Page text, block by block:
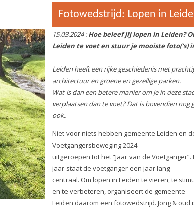
Deelnemers worden uitgedaagd om hun
betekenisvolle foto’s in te
sturen die de essentie van lopen in Leiden
vastleggen. Hierbij maakt leeftijd en ervaring
met fotografie
niet uit. Ook kinderen zijn van hart
uitgenodigd om deel te nemen. Zij ervaren
lopen in Leiden weer op
een heel andere manier.
Wat heb je nodig?
Fotografeer jouw favoriete loopplek, dé
prettigste plek om elkaar wandelend te
ontmoeten, met elkaar te
spelen of fotografeer juist zaken waar je
tegenaan loopt. Wij zijn vooral benieuwd naar
jouw perspectief.
Het enige wat je nodig hebt is een camera of
smartphone.
Hoe werkt het?